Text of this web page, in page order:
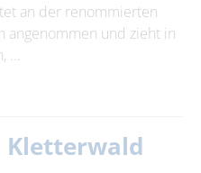
an der renommierten
angenommen und zieht in
…
Kletterwald